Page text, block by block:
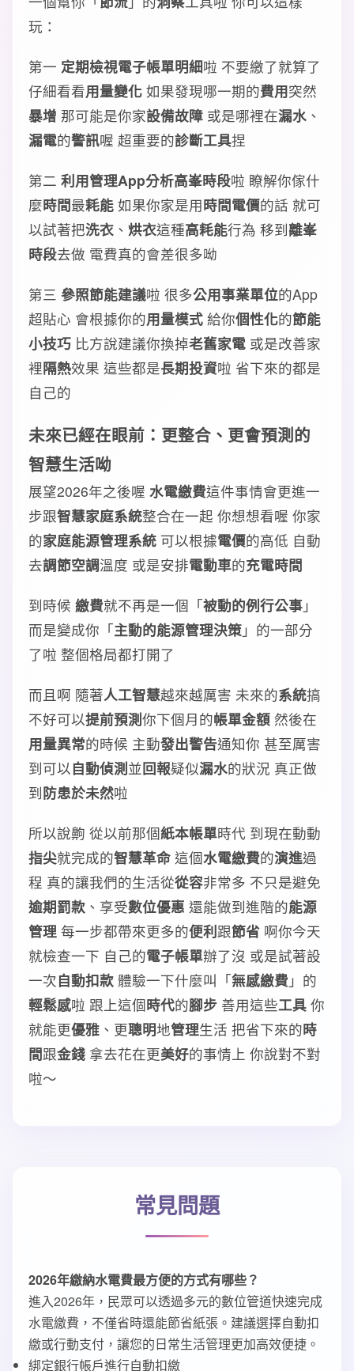
玩：
第一 定期檢視電子帳單明細啦 不要繳了就算了
仔細看看用量變化 如果發現哪一期的費用突然
暴增 那可能是你家設備故障 或是哪裡在漏水 、
漏電的警訊喔 超重要的診斷工具捏
第二 利用管理App分析高峯時段啦 瞭解你傢什
麼時間最耗能 如果你家是用時間電價的話 就可
以試著把洗衣 、 烘衣這種高耗能行為 移到離峯
時段去做 電費真的會差很多呦
第三 參照節能建議啦 很多公用事業單位的App
超貼心 會根據你的用量模式 給你個性化的節能
小技巧 比方說建議你換掉老舊家電 或是改善家
裡隔熱效果 這些都是長期投資啦 省下來的都是
自己的
未來已經在眼前：更整合、更會預測的
智慧生活呦
展望2026年之後喔 水電繳費這件事情會更進一
步跟智慧家庭系統整合在一起 你想想看喔 你家
的家庭能源管理系統 可以根據電價的高低 自動
去調節空調溫度 或是安排電動車的充電時間
到時候 繳費就不再是一個「被動的例行公事」
而是變成你「主動的能源管理決策」的一部分
了啦 整個格局都打開了
而且啊 隨著人工智慧越來越厲害 未來的系統搞
不好可以提前預測你下個月的帳單金額 然後在
用量異常的時候 主動發出警告通知你 甚至厲害
到可以自動偵測並回報疑似漏水的狀況 真正做
到防患於未然啦
所以說齁 從以前那個紙本帳單時代 到現在動動
指尖就完成的智慧革命 這個水電繳費的演進過
程 真的讓我們的生活從從容非常多 不只是避免
逾期罰款 、享受數位優惠 還能做到進階的能源
管理 每一步都帶來更多的便利跟節省 啊你今天
就檢查一下 自己的電子帳單辦了沒 或是試著設
一次自動扣款 體驗一下什麼叫「無感繳費 」的
輕鬆感啦 跟上這個時代的腳步 善用這些工具 你
就能更優雅 、更聰明地管理生活 把省下來的時
間跟金錢 拿去花在更美好的事情上 你說對不對
啦～
常見問題
2026年繳納水電費最方便的方式有哪些？
進入2026年，民眾可以透過多元的數位管道快速完成
水電繳費，不僅省時還能節省紙張。建議選擇自動扣
繳或行動支付，讓您的日常生活管理更加高效便捷。
綁定銀行帳戶進行自動扣繳